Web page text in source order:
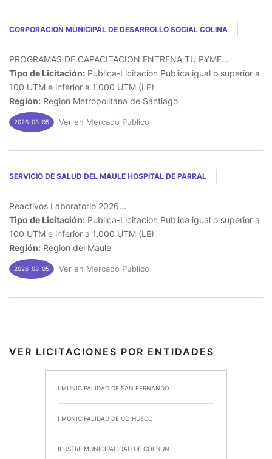
CORPORACION MUNICIPAL DE DESARROLLO SOCIAL COLINA
PROGRAMAS DE CAPACITACION ENTRENA TU PYME...
Tipo de Licitación: Publica-Licitacion Publica igual o superior a
100 UTM e inferior a 1.000 UTM (LE)
Región: Region Metropolitana de Santiago
2026-08-05 Ver en Mercado Publico
SERVICIO DE SALUD DEL MAULE HOSPITAL DE PARRAL
Reactivos Laboratorio 2026...
Tipo de Licitación: Publica-Licitacion Publica igual o superior a
100 UTM e inferior a 1.000 UTM (LE)
Región: Region del Maule
2026-08-05 Ver en Mercado Publico
VER LICITACIONES POR ENTIDADES
I MUNICIPALIDAD DE SAN FERNANDO
I MUNICIPALIDAD DE COIHUECO
ILUSTRE MUNICIPALIDAD DE COLBUN